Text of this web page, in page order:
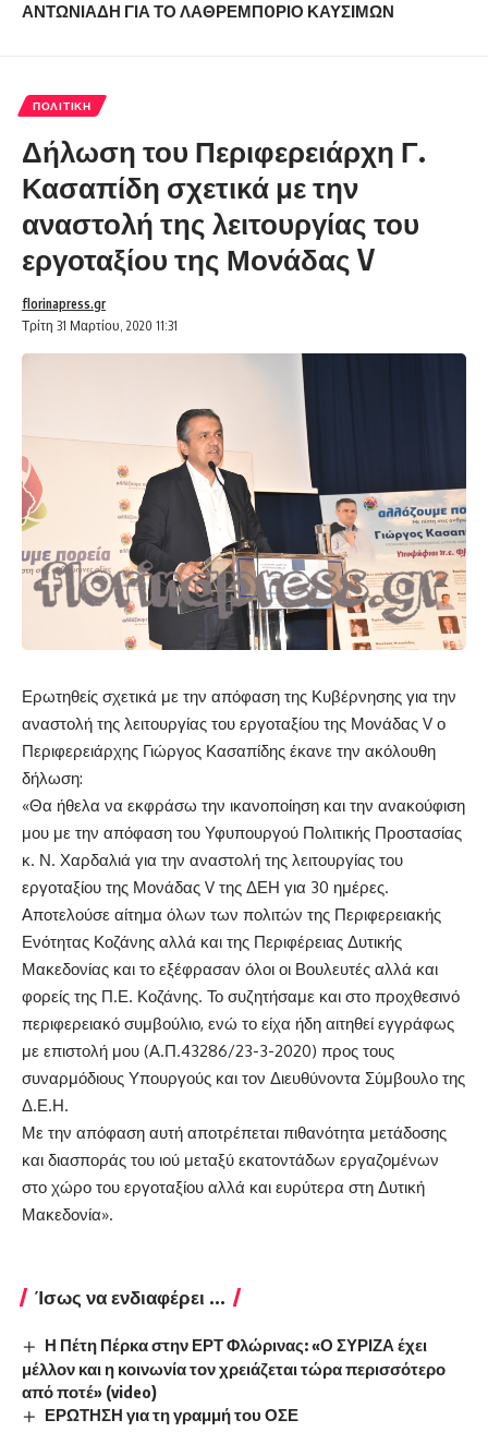
ΑΝΤΩΝΙΑΔΗ ΓΙΑ ΤΟ ΛΑΘΡΕΜΠOΡΙΟ ΚΑΥΣIΜΩΝ
ΠΟΛΙΤΙΚΉ
Δήλωση του Περιφερειάρχη Γ.
Κασαπίδη σχετικά με την
αναστολή της λειτουργίας του
εργοταξίου της Μονάδας V
Τρίτη 31 Μαρτίου, 2020 11:31
florinapress.gr
Ερωτηθείς σχετικά με την απόφαση της Κυβέρνησης για την
αναστολή της λειτουργίας του εργοταξίου της Μονάδας V ο
Περιφερειάρχης Γιώργος Κασαπίδης έκανε την ακόλουθη
δήλωση:
«Θα ήθελα να εκφράσω την ικανοποίηση και την ανακούφιση
μου με την απόφαση του Υφυπουργού Πολιτικής Προστασίας
κ. Ν. Χαρδαλιά για την αναστολή της λειτουργίας του
εργοταξίου της Μονάδας V της ΔΕΗ για 30 ημέρες.
Αποτελούσε αίτημα όλων των πολιτών της Περιφερειακής
Ενότητας Κοζάνης αλλά και της Περιφέρειας Δυτικής
Μακεδονίας και το εξέφρασαν όλοι οι Βουλευτές αλλά και
φορείς της Π.Ε. Κοζάνης. Το συζητήσαμε και στο προχθεσινό
περιφερειακό συμβούλιο, ενώ το είχα ήδη αιτηθεί εγγράφως
με επιστολή μου (Α.Π.43286/23-3-2020) προς τους
συναρμόδιους Υπουργούς και τον Διευθύνοντα Σύμβουλο της
Δ.Ε.Η.
Με την απόφαση αυτή αποτρέπεται πιθανότητα μετάδοσης
και διασποράς του ιού μεταξύ εκατοντάδων εργαζομένων
στο χώρο του εργοταξίου αλλά και ευρύτερα στη Δυτική
Μακεδονία».
Ίσως να ενδιαφέρει ...
Η Πέτη Πέρκα στην ΕΡΤ Φλώρινας: «Ο ΣΥΡΙΖΑ έχει
μέλλον και η κοινωνία τον χρειάζεται τώρα περισσότερο
από ποτέ» (video)
ΕΡΩΤΗΣΗ για τη γραμμή του ΟΣΕ